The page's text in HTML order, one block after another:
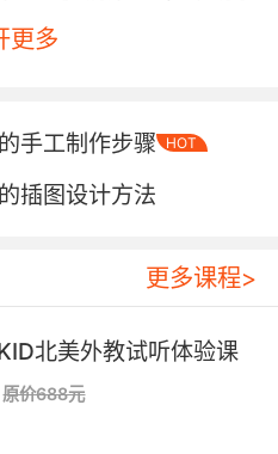
）、零食（cookie,
感官描述（crispy,
品）"如何缓解思乡情
）"背后的健康观念。
"最近发展区理论"在此
超市采购、餐厅点餐等
中掌握"organic（有
质）"等进阶词汇。
更多
手工制作步骤 HOT
插图设计方法
更多课程>
北美外教试听体验课
原价688元